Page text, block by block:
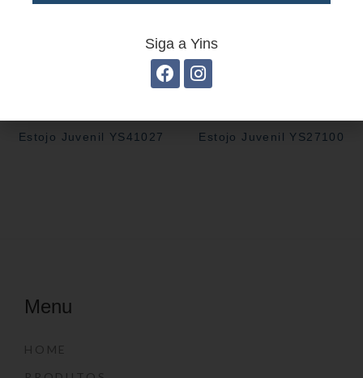
Estojo Juvenil YS41027 Estojo Juvenil YS27100
Menu
HOME
Siga a Yins